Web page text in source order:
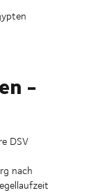
-
DSV
nach